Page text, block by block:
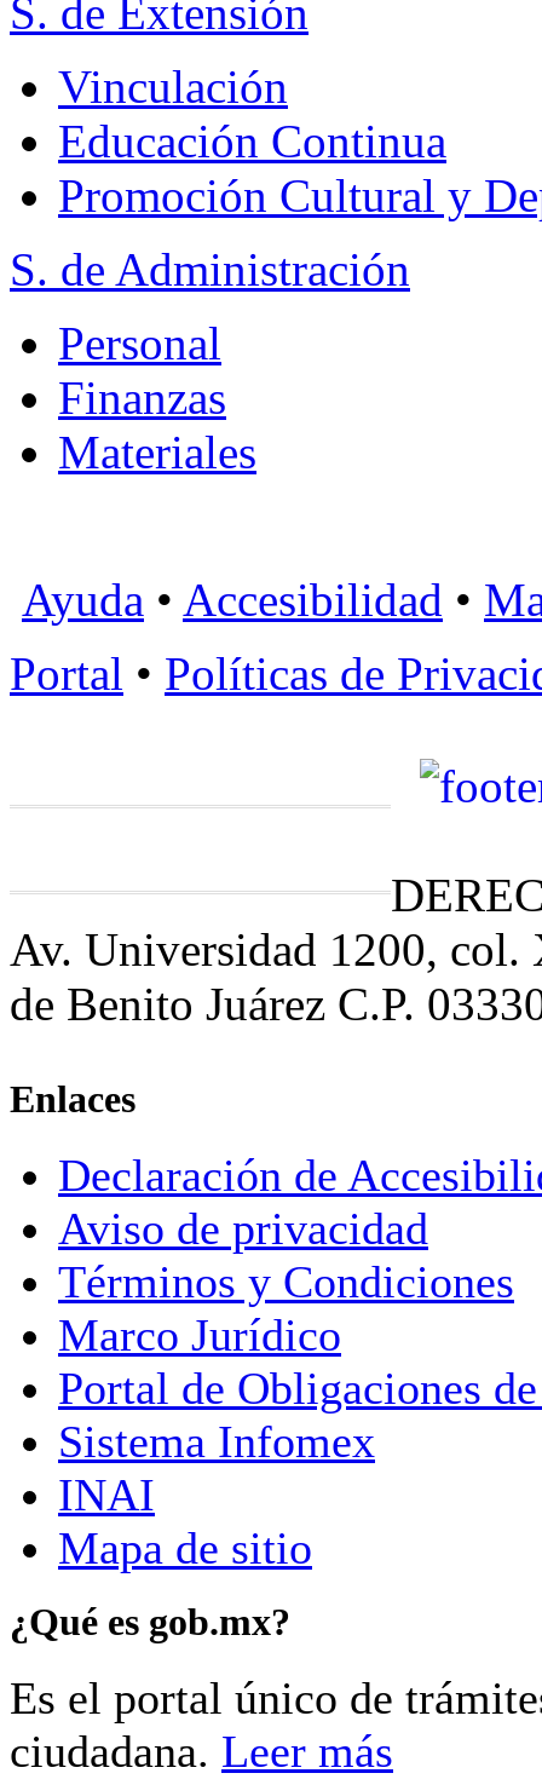
S. de Extensión
Vinculación
Educación Continua
Promoción Cultural y
S. de Administración
Personal
Finanzas
Materiales
Ayuda • Accesibilidad •
Portal • Políticas de
Av. Universidad 1200,
de Benito Juárez C.P.
Enlaces
Declaración de
Aviso de privacidad
Términos y Condiciones
Marco Jurídico
Portal de Obligaciones
Sistema Infomex
INAI
Mapa de sitio
¿Qué es gob.mx?
Es el portal único de
ciudadana. Leer más